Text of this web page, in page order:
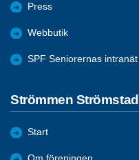
Press
Webbutik
SPF Seniorernas intranät
Strömmen Strömstad
Start